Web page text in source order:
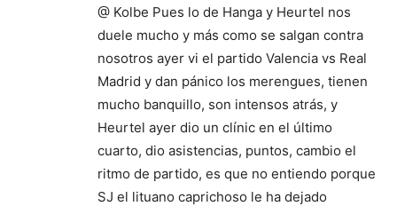
@ Kolbe Pues lo de Hanga y Heurtel nos
duele mucho y más como se salgan contra
nosotros ayer vi el partido Valencia vs Real
Madrid y dan pánico los merengues, tienen
mucho banquillo, son intensos atrás, y
Heurtel ayer dio un clínic en el último
cuarto, dio asistencias, puntos, cambio el
ritmo de partido, es que no entiendo porque
SJ el lituano caprichoso le ha dejado